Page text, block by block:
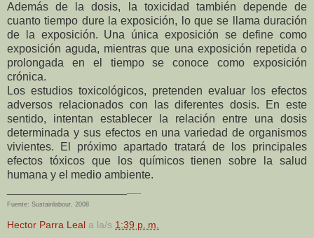
Además de la dosis, la toxicidad también depende de
cuanto tiempo dure la exposición, lo que se llama duración
de la exposición. Una única exposición se define como
exposiciónaguda, mientras que una exposición repetida o
prolongada en el tiempo se conoce como exposición
crónica.
Los estudios toxicológicos, pretenden evaluar los efectos
adversos relacionados con lasdiferentes dosis. En este
sentido, intentan establecer la relación entre una dosis
determinada y sus efectos en una variedad de organismos
vivientes. El próximo apartado tratará de los principales
efectos tóxicos que los químicos tienen sobre la salud
humana y el medio ambiente.
Fuente: Sustainlabour, 2008
Hector Parra Leal a la/s 1:39 p. m.